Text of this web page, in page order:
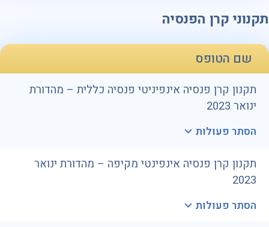
תקנוני קרן הפנסיה
שם הטופס
תקנון קרן פנסיה אינפיניטי פנסיה כללית – מהדורת
ינואר 2023
הסתר פעולות
תקנון קרן פנסיה אינפינטי מקיפה – מהדורת ינואר
2023
הסתר פעולות